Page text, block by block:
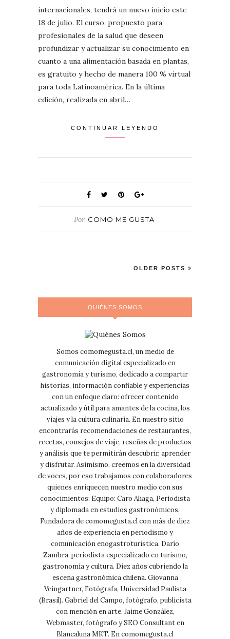
internacionales, tendrá un nuevo inicio este
18 de julio. El curso, propuesto para
profesionales de la salud que deseen
profundizar y actualizar su conocimiento en
cuanto a una alimentación basada en plantas,
es gratuito y hecho de manera 100 % virtual
para toda Latinoamérica. En la última
edición, realizada en abril…
CONTINUAR LEYENDO
Por COMO ME GUSTA
OLDER POSTS
QUIÉNES SOMOS
Somos comomegusta.cl, un medio de
comunicación digital especializado en
gastronomía y turismo, dedicado a compartir
historias, información confiable y experiencias
con un enfoque claro: ofrecer contenido
actualizado y útil para amantes de la cocina, los
viajes y la cultura culinaria. En nuestro sitio
encontrarás recomendaciones de restaurantes,
recetas, consejos de viaje, reseñas de productos
y análisis que te permitirán descubrir, aprender
y disfrutar. Asimismo, creemos en la diversidad
de voces, por eso trabajamos con colaboradores
quienes enriquecen nuestro medio con sus
conocimientos: Equipo: Caro Aliaga, Periodista
y diplomada en estudios gastronómicos.
Fundadora de comomegusta.cl con más de diez
años de experiencia en periodismo y
comunicación enogastroturística. Darío
Zambra, periodista especializado en turismo,
gastronomía y cultura. Diez años cubriendo la
escena gastronómica chilena. Giovanna
Veingartner, Fotógrafa, Universidad Paulista
(Brasil). Gabriel del Campo, fotógrafo, publicista
con mención en arte. Jaime González,
Webmaster, fotógrafo y SEO Consultant en
Blancaluna MKT. En comomegusta.cl